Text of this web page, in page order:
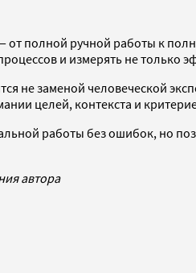
полной ручной работы к
и измерять не только
не заменой человеческой
целей, контекста и
работы без ошибок, но
автора